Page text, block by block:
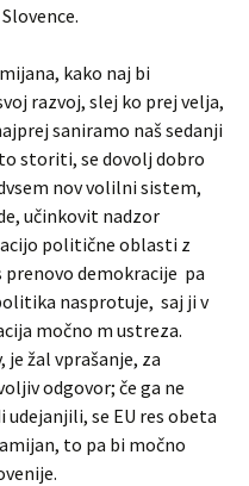
kako naj bi
razvoj, slej ko prej velja,
saniramo naš sedanji
storiti, se dovolj dobro
nov volilni sistem,
učinkovit nadzor
politične oblasti z
prenovo demokracije pa
nasprotuje, saj ji v
močno m ustreza.
žal vprašanje, za
odgovor; če ga ne
se EU res obeta
to pa bi močno